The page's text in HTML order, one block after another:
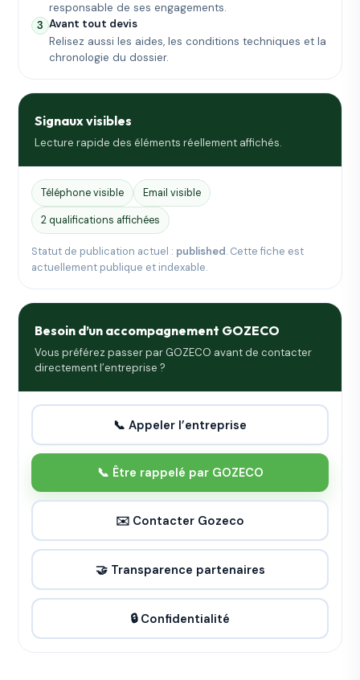
responsable de ses engagements.
3 Avant tout devis
Relisez aussi les aides, les conditions techniques et la
chronologie du dossier.
Signaux visibles
Lecture rapide des éléments réellement affichés.
Téléphone visible
Email visible
2 qualifications affichées
Statut de publication actuel : published. Cette fiche est
actuellement publique et indexable.
Besoin d’un accompagnement GOZECO
Vous préférez passer par GOZECO avant de contacter
directement l’entreprise ?
📞 Appeler l’entreprise
📞 Être rappelé par GOZECO
✉️ Contacter Gozeco
🤝 Transparence partenaires
🔒 Confidentialité